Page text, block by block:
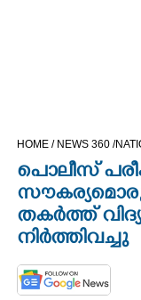
CINEMA
OPINION
HOME / NEWS 360 /
പൊലീസ്
തകർത്ത്
നിർത്തിവച്ചു